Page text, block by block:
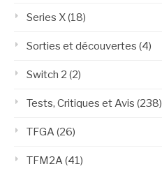
Series X(18)
Sorties et découvertes (4)
Switch 2 (2)
Tests, Critiques et Avis (238)
TFGA(26)
TFM2A(41)